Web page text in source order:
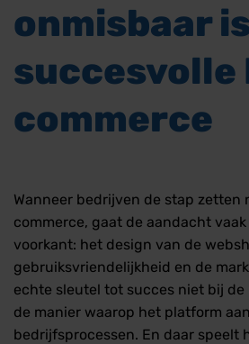
onmisbaar
succesvolle
commerce
Wanneer bedrijven de stap zetten
commerce, gaat de aandacht
voorkant: het design van de
gebruiksvriendelijkheid en de
echte sleutel tot succes niet bij
de manier waarop het platform
bedrijfsprocessen. En daar speelt